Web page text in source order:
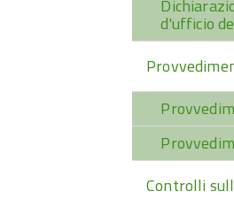
d'ufficio
Controlli